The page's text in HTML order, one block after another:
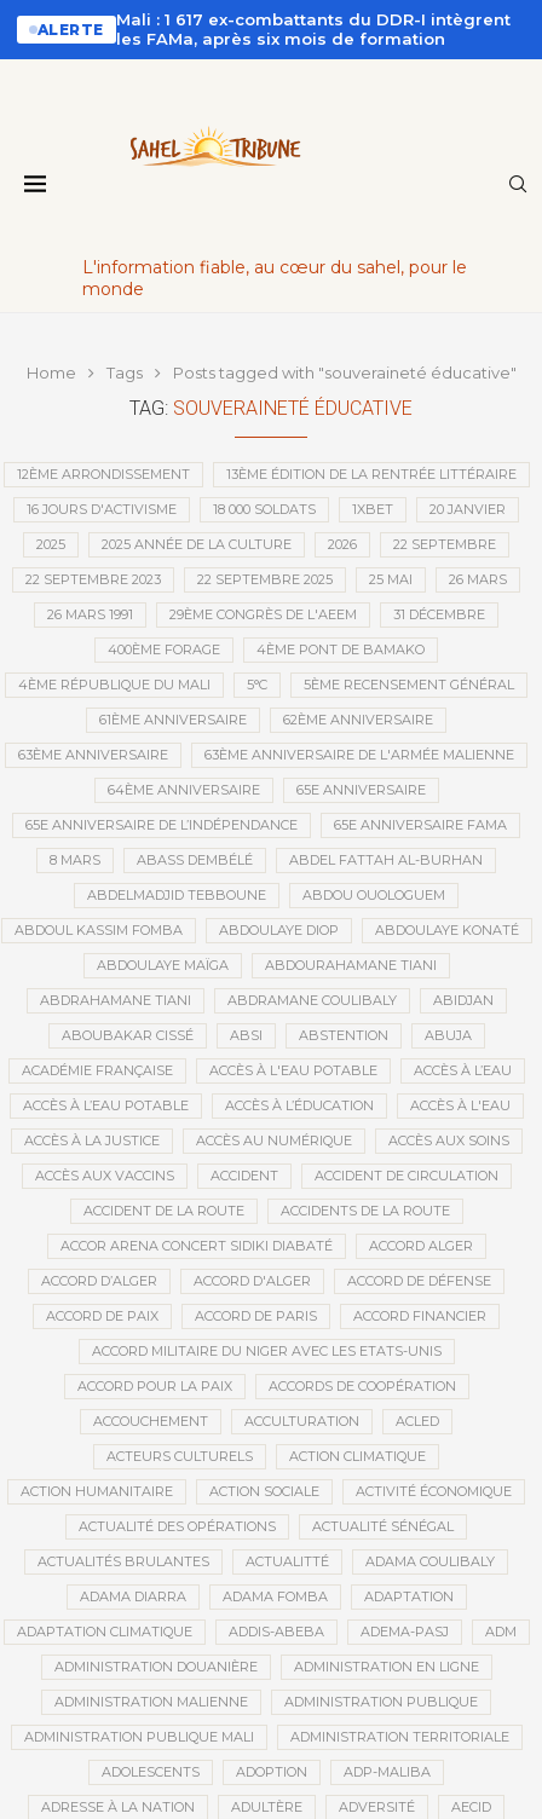
ALERTE
Mali : 1 617 ex-combattants du DDR-I intègrent
les FAMa, après six mois de formation
L'information fiable, au cœur du sahel, pour le
monde
Home Tags Posts tagged with "souveraineté éducative"
TAG: SOUVERAINETÉ ÉDUCATIVE
12ÈME ARRONDISSEMENT 13ÈME ÉDITION DE LA RENTRÉE LITTÉRAIRE
16 JOURS D'ACTIVISME 18 000 SOLDATS 1XBET 20 JANVIER
2025 2025 ANNÉE DE LA CULTURE 2026 22 SEPTEMBRE
22 SEPTEMBRE 2023 22 SEPTEMBRE 2025 25 MAI 26 MARS
26 MARS 1991 29ÈME CONGRÈS DE L'AEEM 31 DÉCEMBRE
400ÈME FORAGE 4ÈME PONT DE BAMAKO
4ÈME RÉPUBLIQUE DU MALI 5°C 5ÈME RECENSEMENT GÉNÉRAL
61ÈME ANNIVERSAIRE 62ÈME ANNIVERSAIRE
63ÈME ANNIVERSAIRE 63ÈME ANNIVERSAIRE DE L'ARMÉE MALIENNE
64ÈME ANNIVERSAIRE 65E ANNIVERSAIRE
65E ANNIVERSAIRE DE L’INDÉPENDANCE 65E ANNIVERSAIRE FAMA
8 MARS ABASS DEMBÉLÉ ABDEL FATTAH AL-BURHAN
ABDELMADJID TEBBOUNE ABDOU OUOLOGUEM
ABDOUL KASSIM FOMBA ABDOULAYE DIOP ABDOULAYE KONATÉ
ABDOULAYE MAÏGA ABDOURAHAMANE TIANI
ABDRAHAMANE TIANI ABDRAMANE COULIBALY ABIDJAN
ABOUBAKAR CISSÉ ABSI ABSTENTION ABUJA
ACADÉMIE FRANÇAISE ACCÈS À L'EAU POTABLE ACCÈS À L’EAU
ACCÈS À L’EAU POTABLE ACCÈS À L’ÉDUCATION ACCÈS À L'EAU
ACCÈS À LA JUSTICE ACCÈS AU NUMÉRIQUE ACCÈS AUX SOINS
ACCÈS AUX VACCINS ACCIDENT ACCIDENT DE CIRCULATION
ACCIDENT DE LA ROUTE ACCIDENTS DE LA ROUTE
ACCOR ARENA CONCERT SIDIKI DIABATÉ ACCORD ALGER
ACCORD D’ALGER ACCORD D'ALGER ACCORD DE DÉFENSE
ACCORD DE PAIX ACCORD DE PARIS ACCORD FINANCIER
ACCORD MILITAIRE DU NIGER AVEC LES ETATS-UNIS
ACCORD POUR LA PAIX ACCORDS DE COOPÉRATION
ACCOUCHEMENT ACCULTURATION ACLED
ACTEURS CULTURELS ACTION CLIMATIQUE
ACTION HUMANITAIRE ACTION SOCIALE ACTIVITÉ ÉCONOMIQUE
ACTUALITÉ DES OPÉRATIONS ACTUALITÉ SÉNÉGAL
ACTUALITÉS BRULANTES ACTUALITTÉ ADAMA COULIBALY
ADAMA DIARRA ADAMA FOMBA ADAPTATION
ADAPTATION CLIMATIQUE ADDIS-ABEBA ADEMA-PASJ ADM
ADMINISTRATION DOUANIÈRE ADMINISTRATION EN LIGNE
ADMINISTRATION MALIENNE ADMINISTRATION PUBLIQUE
ADMINISTRATION PUBLIQUE MALI ADMINISTRATION TERRITORIALE
ADOLESCENTS ADOPTION ADP-MALIBA
ADRESSE À LA NATION ADULTÈRE ADVERSITÉ AECID